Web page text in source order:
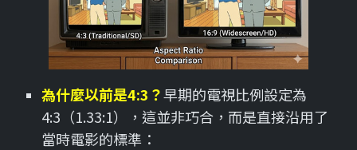
為什麼以前是4:3？早期的電視比例設定為
4:3（1.33:1），這並非巧合，而是直接沿用了
當時電影的標準：